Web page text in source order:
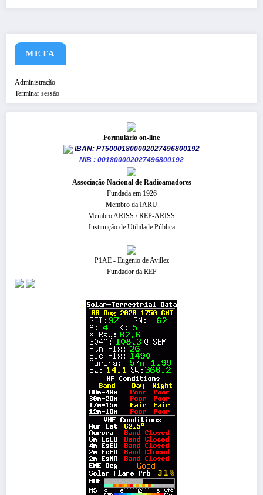
META
Administração
Terminar sessão
Formulário on-line
IBAN: PT50001800002027496800192
NIB : 001800002027496800192
​Associação Nacional de Radioamadores
Fundada em 1926
Membro da IARU
Membro ARISS / REP-ARISS
Instituição de Utilidade Pública
P1AE - Eugenio de Avillez
Fundador da REP